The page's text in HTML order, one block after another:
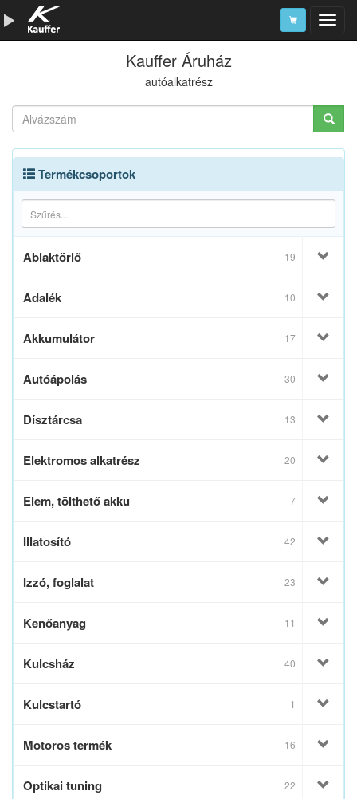
Szerszámkatalógus
Alkatrészek
Kauffer Áruház
autóalkatrész
Termékcsoportok
Ablaktörlő 19
Adalék 10
Akkumulátor 17
Autóápolás 30
Dísztárcsa 13
Elektromos alkatrész 20
Elem, tölthető akku 7
Illatosító 42
Izzó, foglalat 23
Kenőanyag 11
Kulcsház 40
Kulcstartó 1
Motoros termék 16
Optikai tuning 22